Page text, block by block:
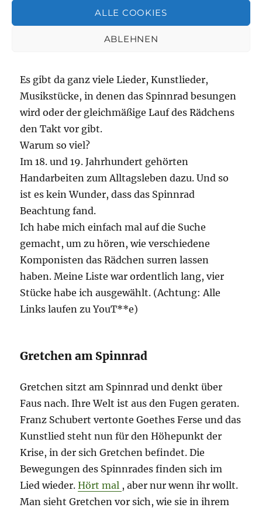
ALLE COOKIES
ABLEHNEN
mal wieder eine Musikliste zusammengesucht.
Es gibt da ganz viele Lieder, Kunstlieder,
Musikstücke, in denen das Spinnrad besungen
wird oder der gleichmäßige Lauf des Rädchens
den Takt vor gibt.
Warum so viel?
Im 18. und 19. Jahrhundert gehörten
Handarbeiten zum Alltagsleben dazu. Und so
ist es kein Wunder, dass das Spinnrad
Beachtung fand.
Ich habe mich einfach mal auf die Suche
gemacht, um zu hören, wie verschiedene
Komponisten das Rädchen surren lassen
haben. Meine Liste war ordentlich lang, vier
Stücke habe ich ausgewählt. (Achtung: Alle
Links laufen zu YouT**e)
Gretchen am Spinnrad
Gretchen sitzt am Spinnrad und denkt über
Faus nach. Ihre Welt ist aus den Fugen geraten.
Franz Schubert vertonte Goethes Ferse und das
Kunstlied steht nun für den Höhepunkt der
Krise, in der sich Gretchen befindet. Die
Bewegungen des Spinnrades finden sich im
Lied wieder.Hört mal , aber nur wenn ihr wollt.
Man sieht Gretchen vor sich, wie sie in ihrem